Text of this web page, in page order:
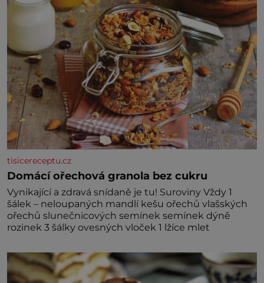
tisicereceptu.cz
Domácí ořechová granola bez cukru
Vynikající a zdravá snídaně je tu! Suroviny Vždy 1
šálek – neloupaných mandlí kešu ořechů vlašských
ořechů slunečnicových semínek semínek dýně
rozinek 3 šálky ovesných vloček 1 lžíce mlet